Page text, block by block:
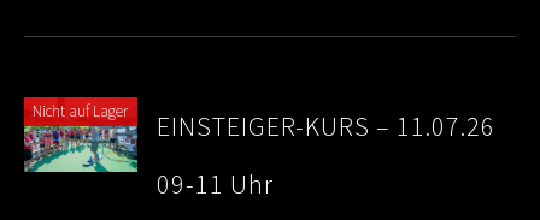
Nicht auf Lager
EINSTEIGER-KURS – 11.07.26
09-11 Uhr